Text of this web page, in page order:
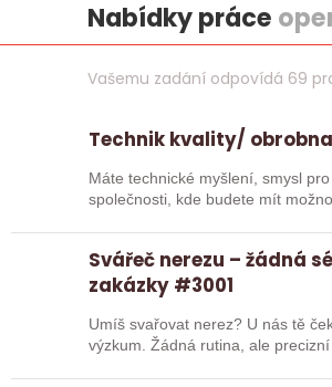
Nabídky práce
Vašemu zadání odpovídá 69
Technik kvality/ obrobna
Máte technické myšlení, smysl pro detail a
společnosti, kde budete mít
Svářeč nerezu – žádná
zakázky #3001
Umíš svařovat nerez? U nás tě
výzkum. Žádná rutina, ale